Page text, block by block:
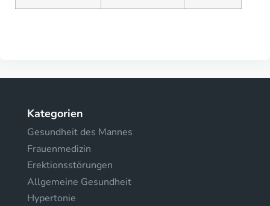
Kategorien
Gesundheit des Mannes
Frauenmedizin
Erektionsstörungen
Allgemeine Gesundheit
Hypertonie